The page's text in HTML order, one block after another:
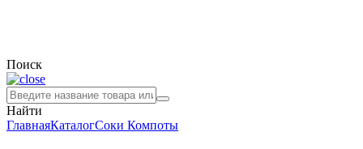
Поиск
Найти
ГлавнаяКаталогСоки Компоты